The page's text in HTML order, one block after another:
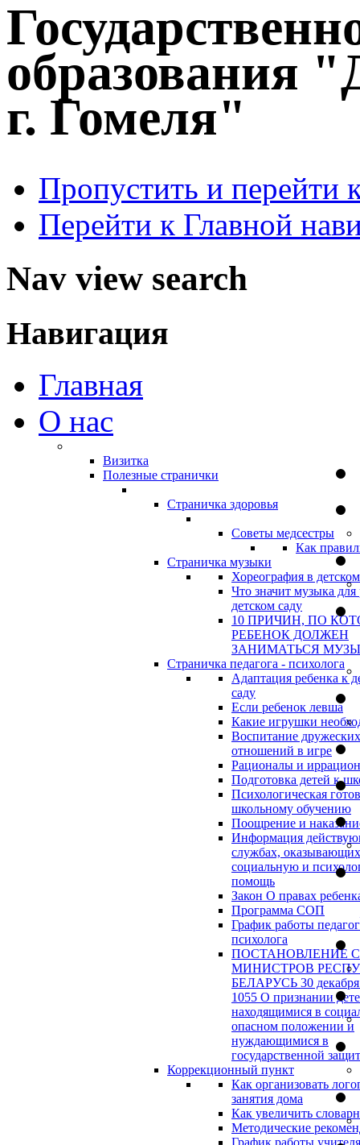
образования
г. Гомеля"
Пропустить и перейти
Перейти к Главной
Nav view search
Навигация
Главная
О нас
Визитка
Полезные странички
Страничка здоровья
Советы медсестры
Как
Страничка музыки
Хореография в
Что значит музыка для
детском саду
10 ПРИЧИН, ПО
РЕБЕНОК ДОЛЖЕН
ЗАНИМАТЬСЯ
Страничка педагога - психолога
Адаптация ребенка к
саду
Если ребенок левша
Какие игрушки
Воспитание дружеских
отношений в игре
Рационалы и
Подготовка детей к
Психологическая
школьному обучению
Поощрение и
Информация
службах, оказывающих
социальную и
помощь
Закон О правах
Программа СОП
График работы
психолога
ПОСТАНОВЛЕНИЕ
МИНИСТРОВ
БЕЛАРУСЬ 30
1055 О признании
находящимися в
опасном положении и
нуждающимися в
государственной
Коррекционный пункт
Как организовать
занятия дома
Как увеличить
Методические